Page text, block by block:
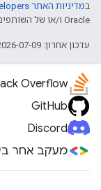
במדיניות האתר Google Developers‏
Oracle ו/או של השותפים העצמאיים שלה.
עדכון אחרון: 2026-07-09 (שעון UTC).
Overflow
GitHub
Discord
מעקב אחר